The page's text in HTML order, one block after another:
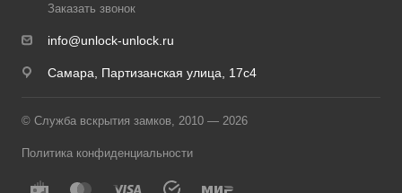
Заказать звонок
info@unlock-unlock.ru
Самара, Партизанская улица, 17с4
© Служба вскрытия замков, 2010 — 2026
Политика конфиденциальности